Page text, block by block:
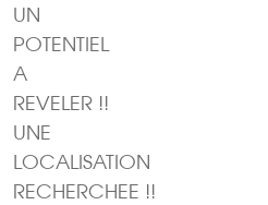
UN
POTENTIEL
A
REVELER !!
UNE
LOCALISATION
RECHERCHEE !!